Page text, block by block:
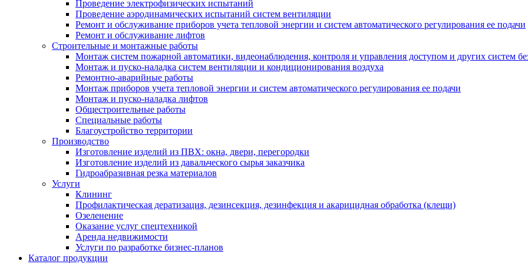
Проведение электрофизических испытаний
Проведение аэродинамических испытаний систем вентиляции
Ремонт и обслуживание приборов учета тепловой энергии и систем автоматического регулирования ее подачи
Ремонт и обслуживание лифтов
Строительные и монтажные работы
Монтаж систем пожарной автоматики, видеонаблюдения, контроля и управления доступом и других систем
Монтаж и пуско-наладка систем вентиляции и кондиционирования воздуха
Ремонтно-аварийные работы
Монтаж приборов учета тепловой энергии и систем автоматического регулирования ее подачи
Монтаж и пуско-наладка лифтов
Общестроительные работы
Специальные работы
Благоустройство территории
Производство
Изготовление изделий из ПВХ: окна, двери, перегородки
Изготовление изделий из давальческого сырья заказчика
Гидроабразивная резка материалов
Услуги
Клининг
Профилактическая дератизация, дезинсекция, дезинфекция и акарицидная обработка (клещи)
Озеленение
Оказание услуг спецтехникой
Аренда недвижимости
Услуги по разработке бизнес-планов
Каталог продукции